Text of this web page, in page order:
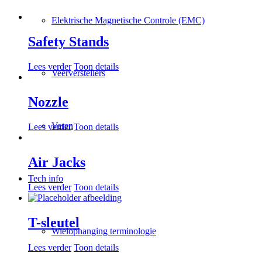
Elektrische Magnetische Controle (EMC)
Veerverstellers
Veren
Tech info
Wielophanging terminologie
Safety Stands
Lees verder Toon details
Nozzle
Lees verder Toon details
Air Jacks
Lees verder Toon details
T-sleutel
Lees verder Toon details